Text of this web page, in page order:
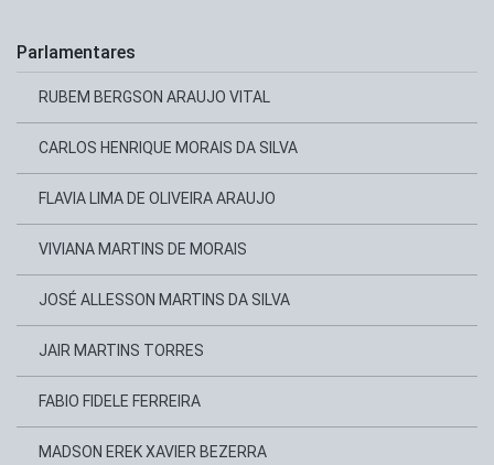
Parlamentares
RUBEM BERGSON ARAUJO VITAL
CARLOS HENRIQUE MORAIS DA SILVA
FLAVIA LIMA DE OLIVEIRA ARAUJO
VIVIANA MARTINS DE MORAIS
JOSÉ ALLESSON MARTINS DA SILVA
JAIR MARTINS TORRES
FABIO FIDELE FERREIRA
MADSON EREK XAVIER BEZERRA